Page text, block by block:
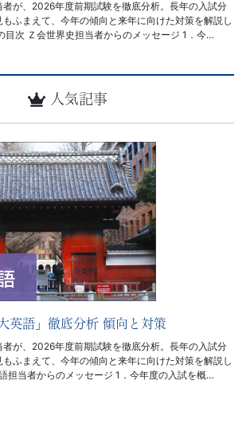
者が、2026年度前期試験を徹底分析。長年の入試分
ふまえて、今年の傾向と来年に向けた対策を解説し
目次 Ｚ会世界史担当者からのメッセージ 1．今…
人気記事
英語」徹底分析 傾向と対策
者が、2026年度前期試験を徹底分析。長年の入試分
ふまえて、今年の傾向と来年に向けた対策を解説し
担当者からのメッセージ 1．今年度の入試を概…